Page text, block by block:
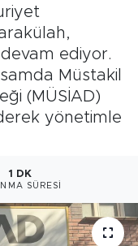
ediyor.
Müstakil
(MÜSİAD)
yönetimle
1 DK
SÜRESI